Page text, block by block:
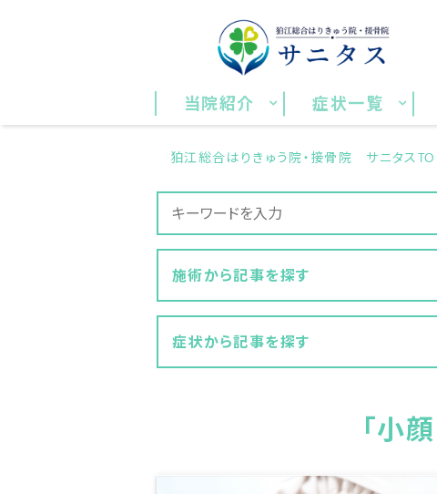
当院紹介 症状一覧
狛江総合はりきゅう院・接骨院 サニタス
施術から記事を探す
症状から記事を探す
「小